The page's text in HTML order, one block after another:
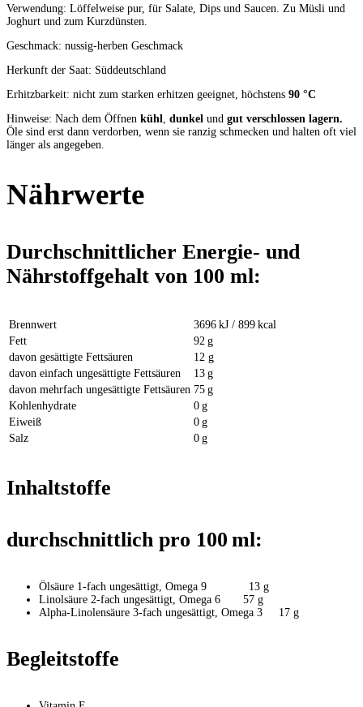
Verwendung: Löffelweise pur, für Salate, Dips und Saucen. Zu Müsli und
Joghurt und zum Kurzdünsten.
Geschmack: nussig-herben Geschmack
Herkunft der Saat: Süddeutschland
Erhitzbarkeit: nicht zum starken erhitzen geeignet, höchstens 90 °C
Hinweise: Nach dem Öffnen kühl, dunkel und gut verschlossen lagern.
Öle sind erst dann verdorben, wenn sie ranzig schmecken und halten oft viel
länger als angegeben.
Nährwerte
Durchschnittlicher Energie- und
Nährstoffgehalt von 100 ml:
Brennwert
3696 kJ / 899 kcal
Fett
92 g
davon gesättigte Fettsäuren
12 g
davon einfach ungesättigte Fettsäuren
13 g
davon mehrfach ungesättigte Fettsäuren 75 g
Kohlenhydrate
0 g
Eiweiß
0 g
Salz
0 g
Inhaltstoffe
durchschnittlich pro 100 ml:
Ölsäure 1-fach ungesättigt, Omega 9 13 g
Linolsäure 2-fach ungesättigt, Omega 6 57 g
Alpha-Linolensäure 3-fach ungesättigt, Omega 3 17 g
Begleitstoffe